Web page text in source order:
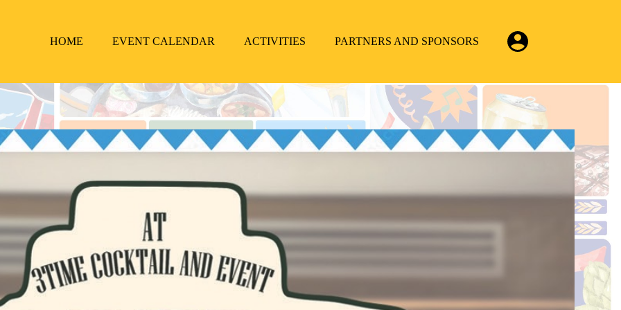
HOME
EVENT CALENDAR ACTIVITIES PARTNERS AND SPONSORS